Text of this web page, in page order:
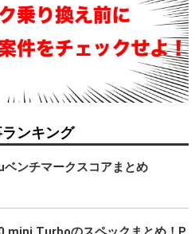
ンキング
ンチマークスコアまとめ